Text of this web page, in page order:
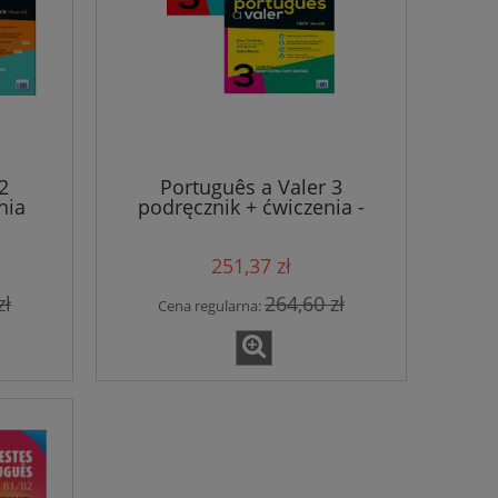
Português a Valer 3
podręcznik + ćwiczenia -
251,37 zł
Cena regularna:264,60 zł